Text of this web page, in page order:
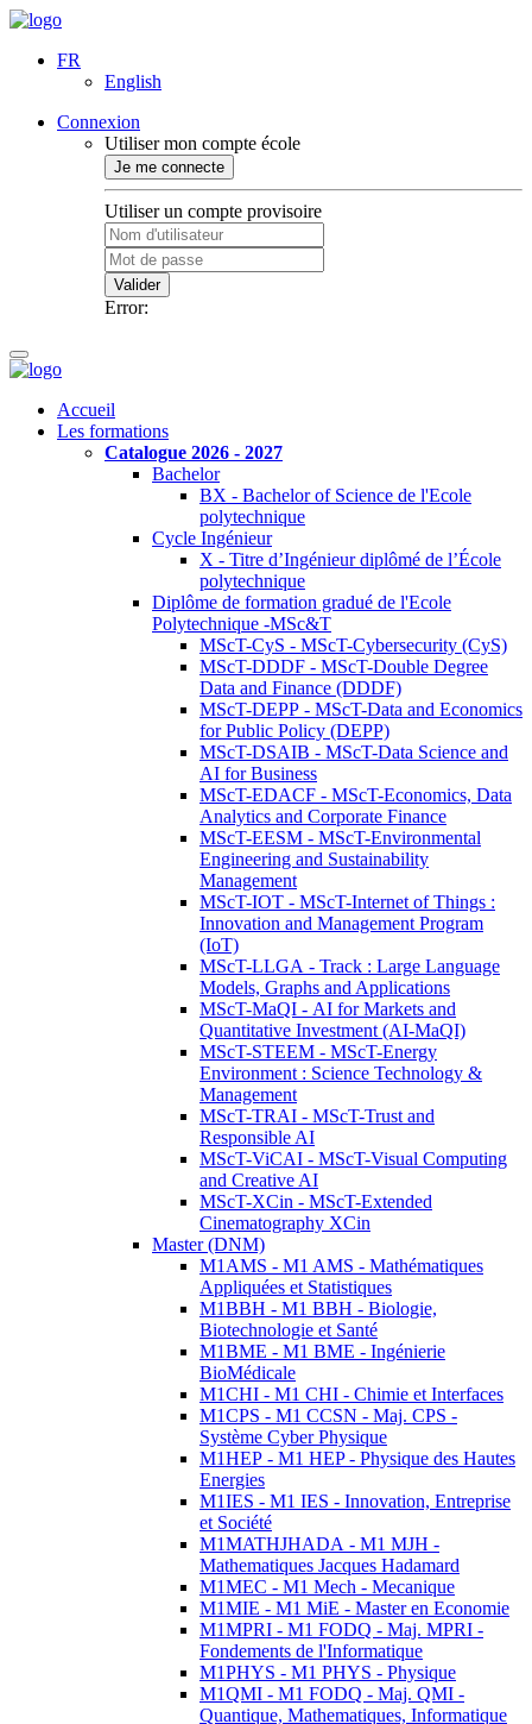
FR
English
Connexion
Utiliser mon compte école
Je me connecte
Utiliser un compte provisoire
Valider
Error:
Accueil
Les formations
Catalogue 2026 - 2027
Bachelor
BX - Bachelor of Science de l'Ecole
polytechnique
Cycle Ingénieur
X - Titre d’Ingénieur diplômé de l’École
polytechnique
Diplôme de formation gradué de l'Ecole
Polytechnique -MSc&T
MScT-CyS - MScT-Cybersecurity (CyS)
MScT-DDDF - MScT-Double Degree
Data and Finance (DDDF)
MScT-DEPP - MScT-Data and Economics
for Public Policy (DEPP)
MScT-DSAIB - MScT-Data Science and
AI for Business
MScT-EDACF - MScT-Economics, Data
Analytics and Corporate Finance
MScT-EESM - MScT-Environmental
Engineering and Sustainability
Management
MScT-IOT - MScT-Internet of Things :
Innovation and Management Program
(IoT)
MScT-LLGA - Track : Large Language
Models, Graphs and Applications
MScT-MaQI - AI for Markets and
Quantitative Investment (AI-MaQI)
MScT-STEEM - MScT-Energy
Environment : Science Technology &
Management
MScT-TRAI - MScT-Trust and
Responsible AI
MScT-ViCAI - MScT-Visual Computing
and Creative AI
MScT-XCin - MScT-Extended
Cinematography XCin
Master (DNM)
M1AMS - M1 AMS - Mathématiques
Appliquées et Statistiques
M1BBH - M1 BBH - Biologie,
Biotechnologie et Santé
M1BME - M1 BME - Ingénierie
BioMédicale
M1CHI - M1 CHI - Chimie et Interfaces
M1CPS - M1 CCSN - Maj. CPS -
Système Cyber Physique
M1HEP - M1 HEP - Physique des Hautes
Energies
M1IES - M1 IES - Innovation, Entreprise
et Société
M1MATHJHADA - M1 MJH -
Mathematiques Jacques Hadamard
M1MEC - M1 Mech - Mecanique
M1MIE - M1 MiE - Master en Economie
M1MPRI - M1 FODQ - Maj. MPRI -
Fondements de l'Informatique
M1PHYS - M1 PHYS - Physique
M1QMI - M1 FODQ - Maj. QMI -
Quantique, Mathematiques, Informatique